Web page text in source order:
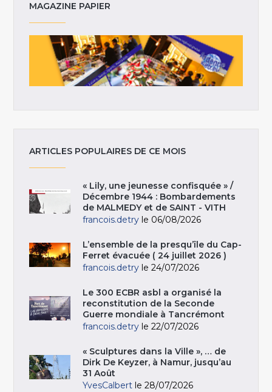
MAGAZINE PAPIER
ARTICLES POPULAIRES DE CE MOIS
« Lily, une jeunesse confisquée » /
Décembre 1944 : Bombardements
de MALMEDY et de SAINT - VITH
francois.detry le 06/08/2026
L’ensemble de la presqu’île du Cap-
Ferret évacuée ( 24 juillet 2026 )
francois.detry le 24/07/2026
Le 300 ECBR asbl a organisé la
reconstitution de la Seconde
Guerre mondiale à Tancrémont
francois.detry le 22/07/2026
« Sculptures dans la Ville », … de
Dirk De Keyzer, à Namur, jusqu’au
31 Août
YvesCalbert le 28/07/2026